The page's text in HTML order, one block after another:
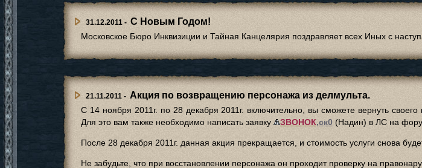
31.12.2011 - С Новым Годом!
Московское Бюро Инквизиции и Тайная Канцелярия поздравляет всех Иных с
21.11.2011 - Акция по возвращению персонажа из делмульта.
С 14 ноября 2011г. по 28 декабря 2011г. включительно, вы сможете вернуть
Для это вам также необходимо написать заявку
ЗВОНОК,ск0 (Надин) в ЛС на
После 28 декабря 2011г. данная акция прекращается, и стоимость услуги снова
Не забудьте, что при восстановлении персонажа он проходит проверку на